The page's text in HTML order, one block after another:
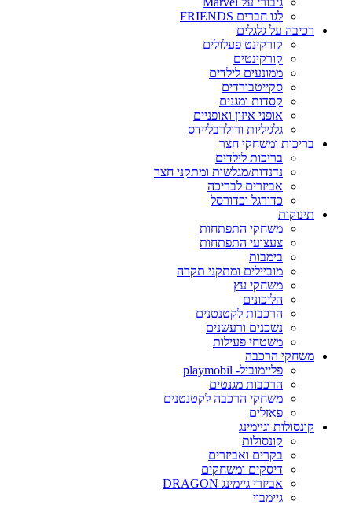
לגו חברים FRIENDS
רכיבה על גלגלים
קורקינט פעלולים
קורקינטים
ממונעים לילדים
סקייטבורדים
קסדות ומגנים
אופני איזון ואופניים
גלגיליות ורולרבליידס
בריכות ומשחקי חצר
בריכות לילדים
נדנדות/מגלשות ומתקני חצר
אביזרים לבריכה
כדורגל וכדורסל
תינוקות
משחקי התפתחות
צעצועי התפתחות
בימבות
מוביילים ומתקני תקרה
משחקי עץ
הליכונים
הרכבות לקטנטנים
נשכנים ורעשנים
משטחי פעילות
משחקי הרכבה
פליימוביל- playmobil
הרכבות מגנטים
משחקי הרכבה לקטנטנים
פאזלים
קונסולות וגיימינג
קונסולות
בקרים ואביזרים
דיסקים ומשחקים
אביזרי גיימינג DRAGON
גיימבוי